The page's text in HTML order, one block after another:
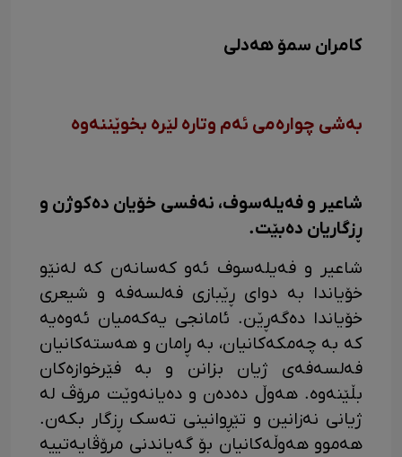
کامران سمۆ هەدلی
بەشی چوارەمی ئەم وتارە لێرە بخوێننەوە
شاعیر و فەیلەسوف، نەفسی خۆیان دەکوژن و
ڕزگاریان دەبێت.
شاعیر و فەیلەسوف ئەو کەسانەن کە لەنێو
خۆیاندا بە دوای ڕێبازی فەلسەفە و شیعری
خۆیاندا دەگەڕێن. ئامانجی یەکەمیان ئەوەیە
کە بە چەمکەکانیان، بە ڕامان و هەستەکانیان
فەلسەفەی ژیان بزانن و بە فێرخوازەکان
بڵێنەوە. هەوڵ دەدەن و دەیانەوێت مرۆڤ لە
ژیانی نەزانین و تێڕوانینی تەسک ڕزگار بکەن.
هەموو هەوڵەکانیان بۆ گەیاندنی مرۆڤایەتییە